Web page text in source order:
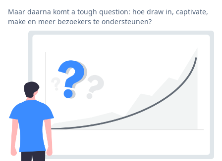
Maar daarna komt a tough question: hoe draw in, captivate,
make en meer bezoekers te ondersteunen?